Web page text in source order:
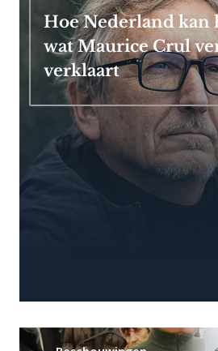
Hoe Nederland kan
wat Maurice Crul
verklaart